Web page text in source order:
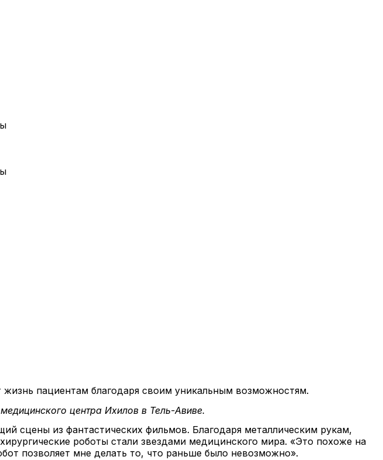
пациентам благодаря своим уникальным возможностям.
центра Ихилов в Тель-Авиве.
сцены из фантастических фильмов. Благодаря металлическим рукам,
роботы стали звездами медицинского мира. «Это похоже на
позволяет мне делать то, что раньше было невозможно».